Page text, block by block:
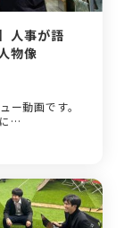
人事が語
物像
ー動画です。
…